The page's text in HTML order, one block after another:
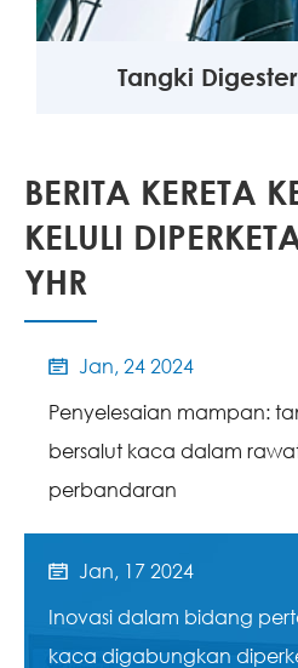
Tangki
BERITA KERETA
KELULI
YHR

Jan, 24 2024
Penyelesaian mampan:
bersalut kaca dalam
perbandaran

Jan, 17 2024
Inovasi dalam bidang
kaca digabungkan